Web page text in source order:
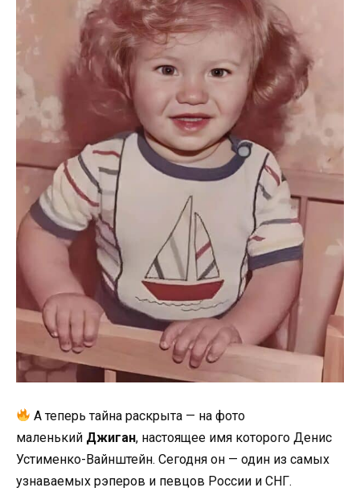
А теперь тайна раскрыта — на фото
маленький Джиган, настоящее имя которого Денис
Устименко-Вайнштейн. Сегодня он — один из самых
узнаваемых рэперов и певцов России и СНГ.